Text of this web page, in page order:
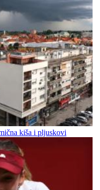
kiša i pljuskovi